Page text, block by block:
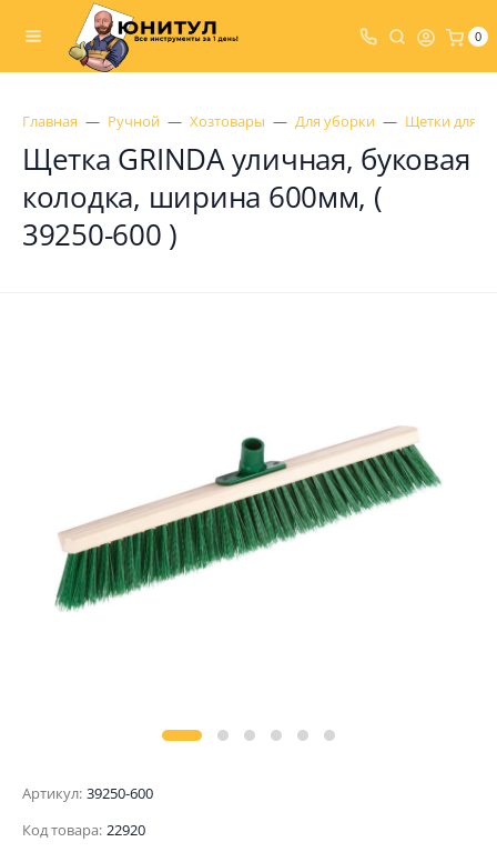
0
Главная Ручной Хозтовары Для уборки Щетки для
Щетка GRINDA уличная, буковая
колодка, ширина 600мм, (
39250-600 )
Артикул: 39250-600
Код товара: 22920